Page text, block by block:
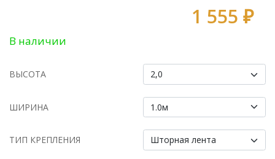
1 555 ₽
В наличии
ВЫСОТА
ШИРИНА
ТИП КРЕПЛЕНИЯ